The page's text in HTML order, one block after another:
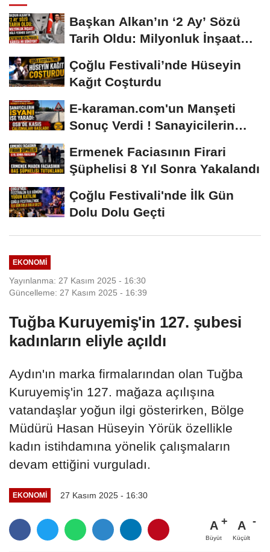
Başkan Alkan’ın ‘2 Ay’ Sözü
Tarih Oldu: Milyonluk İnşaat
Çoğlu Festivali’nde Hüseyin
Kağıt Coşturdu
E-karaman.com'un Manşeti
Sonuç Verdi ! Sanayicilerin
Ermenek Faciasının Firari
Şüphelisi 8 Yıl Sonra Yakalandı
Çoğlu Festivali'nde İlk Gün
Dolu Dolu Geçti
EKONOMI
Yayınlanma: 27 Kasım 2025 - 16:30
Güncelleme: 27 Kasım 2025 - 16:39
Tuğba Kuruyemiş'in 127. şubesi
kadınların eliyle açıldı
Aydın'ın marka firmalarından olan Tuğba
Kuruyemiş'in 127. mağaza açılışına
vatandaşlar yoğun ilgi gösterirken, Bölge
Müdürü Hasan Hüseyin Yörük özellikle
kadın istihdamına yönelik çalışmaların
devam ettiğini vurguladı.
EKONOMI 27 Kasım 2025 - 16:30
A
Büyüt
A
Küçült